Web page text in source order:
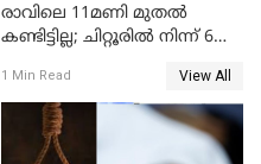
രാവിലെ 11മണി മുതൽ
കണ്ടിട്ടില്ല; ചിറ്റൂരിൽ നിന്ന് 6
1 Min Read View All